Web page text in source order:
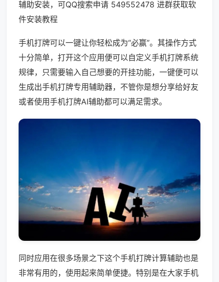
辅助安装，可QQ搜索申请 549552478 进群获取软
件安装教程
手机打牌可以一键让你轻松成为“必赢”。其操作方式
十分简单，打开这个应用便可以自定义手机打牌系统
规律，只需要输入自己想要的开挂功能，一键便可以
生成出手机打牌专用辅助器，不管你是想分享给好友
或者使用手机打牌AI辅助都可以满足需求。
同时应用在很多场景之下这个手机打牌计算辅助也是
非常有用的，使用起来简单便捷。特别是在大家手机